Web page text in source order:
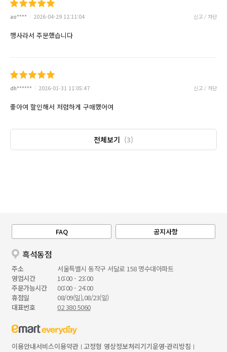
ao**** 2026-04-29 12:11:04 신고 / 차단
행사라서 주문했습니다
dh****** 2026-01-31 11:05:47 신고 / 차단
좋아여 할인해서 저렴하게 구매했어여
전체보기 (3)
FAQ 공지사항
흑석동점
주소
서울특별시 동작구 서달로 158 명수대아파트
영업시간
10:00 - 23:00
주문가능시간
00:00 - 24:00
휴점일
08/09(일),08/23(일)
대표번호
02 380 5060
이용안내서비스이용약관 고정형 영상정보처리기기운영·관리방침